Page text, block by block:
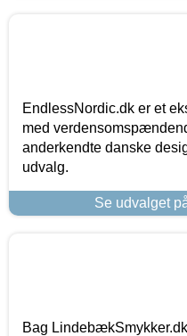
EndlessNordic.dk er et
med
anderkendte danske
udvalg.
Se udvalget
Bag